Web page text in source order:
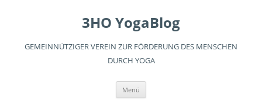
3HO YogaBlog
GEMEINNÜTZIGER VEREIN ZUR FÖRDERUNG DES MENSCHEN
DURCH YOGA
Menü